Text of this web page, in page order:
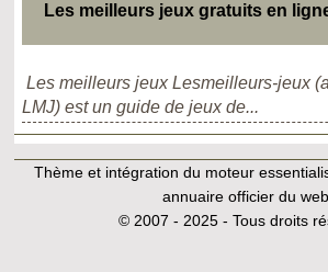
Les meilleurs jeux gratuits en
Les meilleurs jeux Lesmeilleurs-jeux
LMJ) est un guide de jeux de...
Thème et intégration du moteur
annuaire officier du web
© 2007 - 2025 - Tous droits